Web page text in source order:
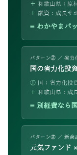
＋ 和歌山県：原
＋ 融資：成長サ
= わかやまパ
パターン② ／ 省力
国の省力化投
① 国：省力化投
＋ 和歌山県：成
= 別経費なら
パターン③ ／ 新商
元気ファンド